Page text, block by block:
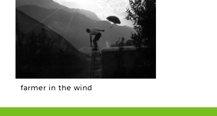
farmer in the wind